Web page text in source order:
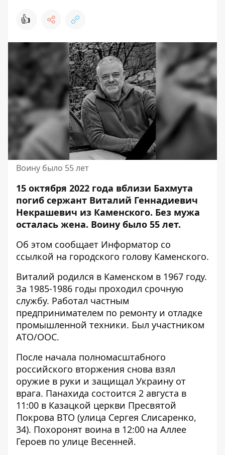
👍
Воину было 55 лет
15 октября 2022 года вблизи Бахмута
погиб сержант Виталий Геннадиевич
Некрашевич из Каменского. Без мужа
осталась жена. Воину было 55 лет.
Об этом сообщает Информатор со
ссылкой на городского голову Каменского.
Виталий родился в Каменском в 1967 году.
За 1985-1986 годы проходил срочную
службу. Работал частным
предпринимателем по ремонту и отладке
промышленной техники. Был участником
АТО/ООС.
После начала полномасштабного
российского вторжения снова взял
оружие в руки и защищал Украину от
врага. Панахида состоится 2 августа в
11:00 в Казацкой церкви Пресвятой
Покрова ВТО (улица Сергея Слисаренко,
34). Похоронят воина в 12:00 на Аллее
Героев по улице Весенней.